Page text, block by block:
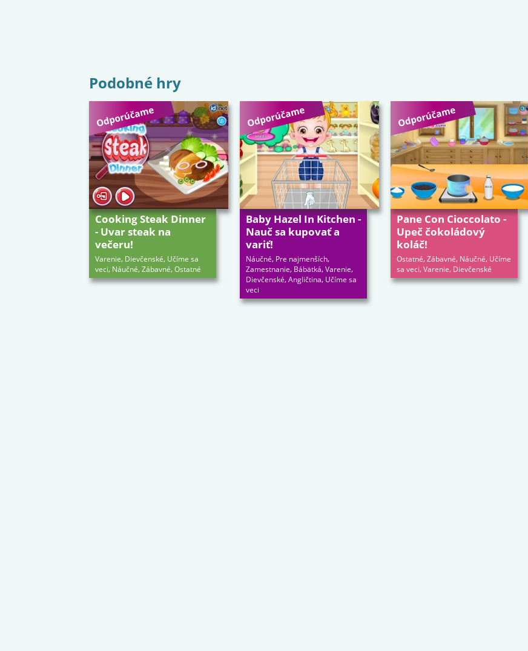
Podobné hry
Cooking Steak Dinner
- Uvar steak na
večeru!
Varenie, Dievčenské, Učíme sa
veci, Náučné,Zábavné,Ostatné
Baby Hazel In Kitchen -
Nauč sa kupovať a
variť!
Náučné, Pre najmenších,
Zamestnanie, Bábätká,Varenie,
Dievčenské,Angličtina, Učíme sa
veci
Pane Con Cioccolato -
Upeč čokoládový
koláč!
Ostatné,Zábavné, Náučné, Učíme
sa veci,Varenie, Dievčenské